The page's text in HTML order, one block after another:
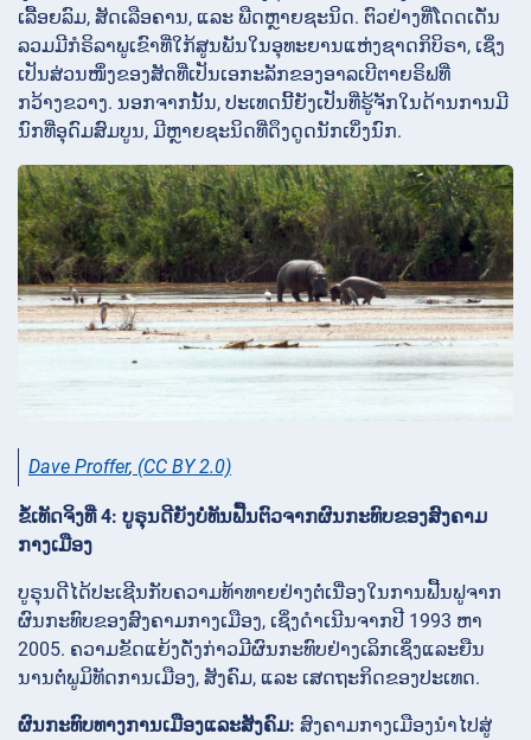
ເລື້ອຍລົມ, ສັດເລືອຄານ, ແລະ ພືດຫຼາຍຊະນິດ. ຕົວຢ່າງທີ່ໂດດເດັ່ນ
ລວມມີກໍຣິລາພູເຂົາທີ່ໃກ້ສູນພັນໃນອຸທະຍານແຫ່ງຊາດກິບິຣາ, ເຊິ່ງ
ເປັນສ່ວນໜຶ່ງຂອງສັດທີ່ເປັນເອກະລັກຂອງອາລເບີຕາຍຣິຟທີ່
ກວ້າງຂວາງ. ນອກຈາກນັ້ນ, ປະເທດນີ້ຍັງເປັນທີ່ຮູ້ຈັກໃນດ້ານການມີ
ນົກທີ່ອຸດົມສົມບູນ, ມີຫຼາຍຊະນິດທີ່ດຶງດູດນັກເບິ່ງນົກ.
Dave Proffer, (CC BY 2.0)
ຂໍ້ເທັດຈິງທີ່ 4: ບູຣຸນດີຍັງບໍ່ທັນຟື້ນຕົວຈາກຜົນກະທົບຂອງສົງຄາມ
ກາງເມືອງ
ບູຣຸນດີໄດ້ປະເຊີນກັບຄວາມທ້າທາຍຢ່າງຕໍ່ເນື່ອງໃນການຟື້ນຟູຈາກ
ຜົນກະທົບຂອງສົງຄາມກາງເມືອງ, ເຊິ່ງດຳເນີນຈາກປີ 1993 ຫາ
2005. ຄວາມຂັດແຍ້ງດັ່ງກ່າວມີຜົນກະທົບຢ່າງເລິກເຊິ່ງແລະຍືນ
ນານຕໍ່ພູມິທັດການເມືອງ, ສັງຄົມ, ແລະ ເສດຖະກິດຂອງປະເທດ.
ຜົນກະທົບທາງການເມືອງແລະສັງຄົມ: ສົງຄາມກາງເມືອງນຳໄປສູ່